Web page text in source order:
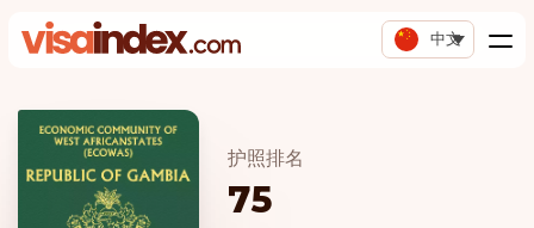
中文
护照排名
75